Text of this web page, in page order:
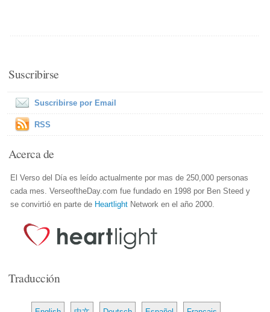
Suscribirse
Suscribirse por Email
RSS
Acerca de
El Verso del Día es leído actualmente por mas de 250,000 personas
cada mes. VerseoftheDay.com fue fundado en 1998 por Ben Steed y
se convirtió en parte de Heartlight Network en el año 2000.
Traducción